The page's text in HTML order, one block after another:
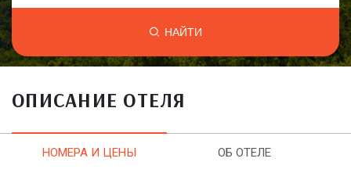
НАЙТИ
ОПИСАНИЕ ОТЕЛЯ
НОМЕРА И ЦЕНЫ ОБ ОТЕЛЕ